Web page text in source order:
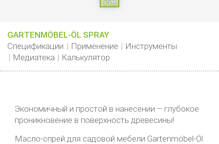
GARTENMÖBEL-ÖL SPRAY
Спецификации
Применение
Инструменты
Медиатека
Калькулятор
Экономичный и простой в нанесении – глубокое
проникновение в поверхность древесины!
Масло-спрей для садовой мебели Gartenmöbel-Öl